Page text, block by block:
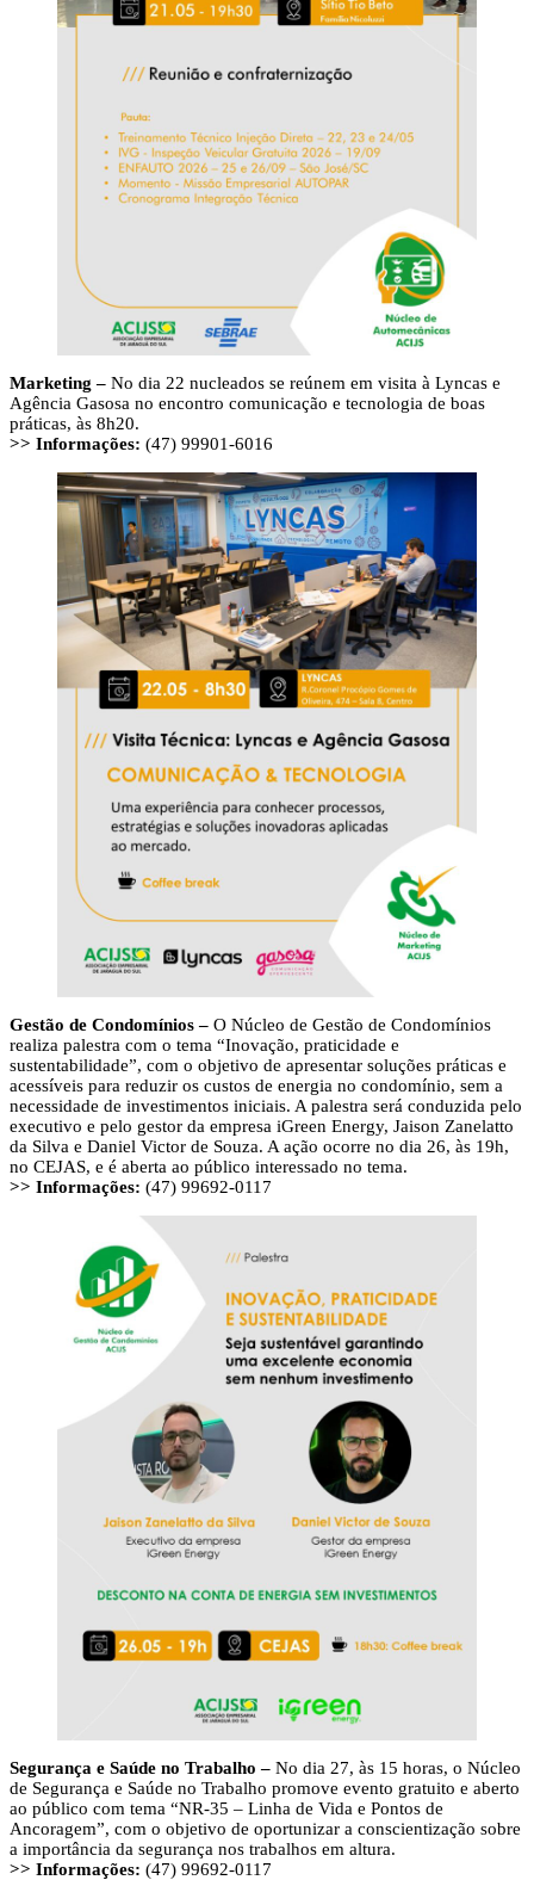
Marketing – No dia 22 nucleados se reúnem em visita à Lyncas e
Agência Gasosa no encontro comunicação e tecnologia de boas
práticas, às 8h20.
>> Informações: (47) 99901-6016
Gestão de Condomínios – O Núcleo de Gestão de Condomínios
realiza palestra com o tema “Inovação, praticidade e
sustentabilidade”, com o objetivo de apresentar soluções práticas e
acessíveis para reduzir os custos de energia no condomínio, sem a
necessidade de investimentos iniciais. A palestra será conduzida pelo
executivo e pelo gestor da empresa iGreen Energy, Jaison Zanelatto
da Silva e Daniel Victor de Souza. A ação ocorre no dia 26, às 19h,
no CEJAS, e é aberta ao público interessado no tema.
>> Informações: (47) 99692-0117
Segurança e Saúde no Trabalho – No dia 27, às 15 horas, o Núcleo
de Segurança e Saúde no Trabalho promove evento gratuito e aberto
ao público com tema “NR-35 – Linha de Vida e Pontos de
Ancoragem”, com o objetivo de oportunizar a conscientização sobre
a importância da segurança nos trabalhos em altura.
>> Informações: (47) 99692-0117